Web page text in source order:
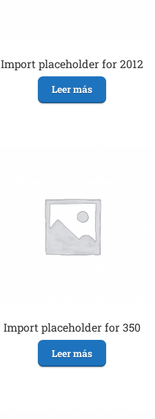
Import placeholder for 2012
Leer más
Import placeholder for 350
Leer más